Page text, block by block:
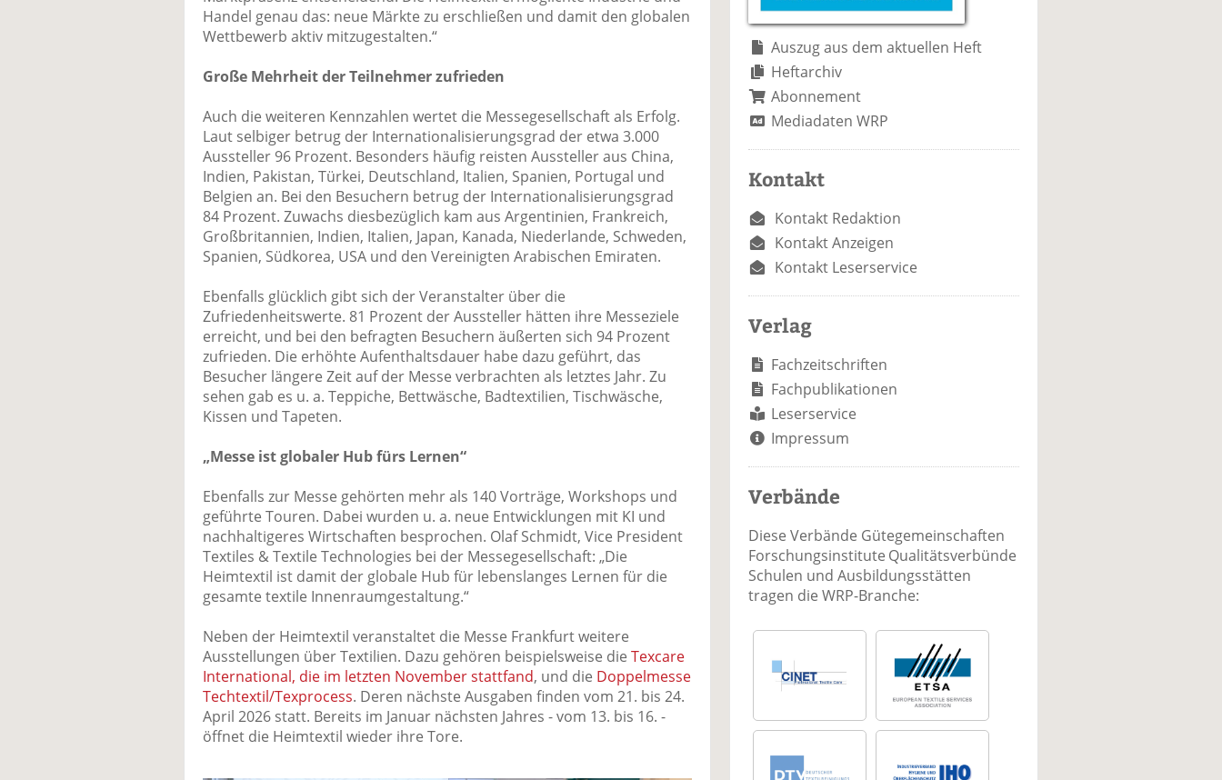
n
n
Handel genau das: neue Märkte zu erschließen und damit den globalen
Wettbewerb aktiv mitzugestalten.“
Große Mehrheit der Teilnehmer zufrieden
Auch die weiteren Kennzahlen wertet die Messegesellschaft als Erfolg.
Laut selbiger betrug der Internationalisierungsgrad der etwa 3.000
Aussteller 96 Prozent. Besonders häufig reisten Aussteller aus China,
Indien, Pakistan, Türkei, Deutschland, Italien, Spanien, Portugal und
Belgien an. Bei den Besuchern betrug der Internationalisierungsgrad
84 Prozent. Zuwachs diesbezüglich kam aus Argentinien, Frankreich,
Großbritannien, Indien, Italien, Japan, Kanada, Niederlande, Schweden,
Spanien, Südkorea, USA und den Vereinigten Arabischen Emiraten.
Ebenfalls glücklich gibt sich der Veranstalter über die
Zufriedenheitswerte. 81 Prozent der Aussteller hätten ihre Messeziele
erreicht, und bei den befragten Besuchern äußerten sich 94 Prozent
zufrieden. Die erhöhte Aufenthaltsdauer habe dazu geführt, das
Besucher längere Zeit auf der Messe verbrachten als letztes Jahr. Zu
sehen gab es u. a. Teppiche, Bettwäsche, Badtextilien, Tischwäsche,
Kissen und Tapeten.
„Messe ist globaler Hub fürs Lernen“
Ebenfalls zur Messe gehörten mehr als 140 Vorträge, Workshops und
geführte Touren. Dabei wurden u. a. neue Entwicklungen mit KI und
nachhaltigeres Wirtschaften besprochen. Olaf Schmidt, Vice President
Textiles & Textile Technologies bei der Messegesellschaft: „Die
Heimtextil ist damit der globale Hub für lebenslanges Lernen für die
gesamte textile Innenraumgestaltung.“
Neben der Heimtextil veranstaltet die Messe Frankfurt weitere
Ausstellungen über Textilien. Dazu gehören beispielsweise die Texcare
International, die im letzten November stattfand, und die Doppelmesse
Techtextil/Texprocess. Deren nächste Ausgaben finden vom 21. bis 24.
April 2026 statt. Bereits im Januar nächsten Jahres - vom 13. bis 16. -
öffnet die Heimtextil wieder ihre Tore.
Auszug aus dem aktuellen Heft
Heftarchiv
Abonnement
Mediadaten WRP
Kontakt
Kontakt Redaktion
Kontakt Anzeigen
Kontakt Leserservice
Verlag
Fachzeitschriften
Fachpublikationen
Leserservice
Impressum
Verbände
Diese Verbände Gütegemeinschaften
Forschungsinstitute Qualitätsverbünde
Schulen und Ausbildungsstätten
tragen die WRP-Branche: